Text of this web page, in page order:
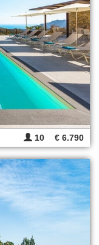
10 € 6.790